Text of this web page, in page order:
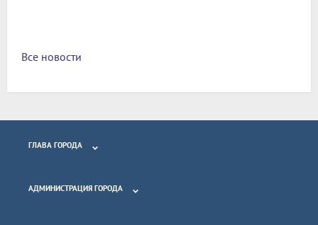
Все новости
ГЛАВА ГОРОДА
АДМИНИСТРАЦИЯ ГОРОДА